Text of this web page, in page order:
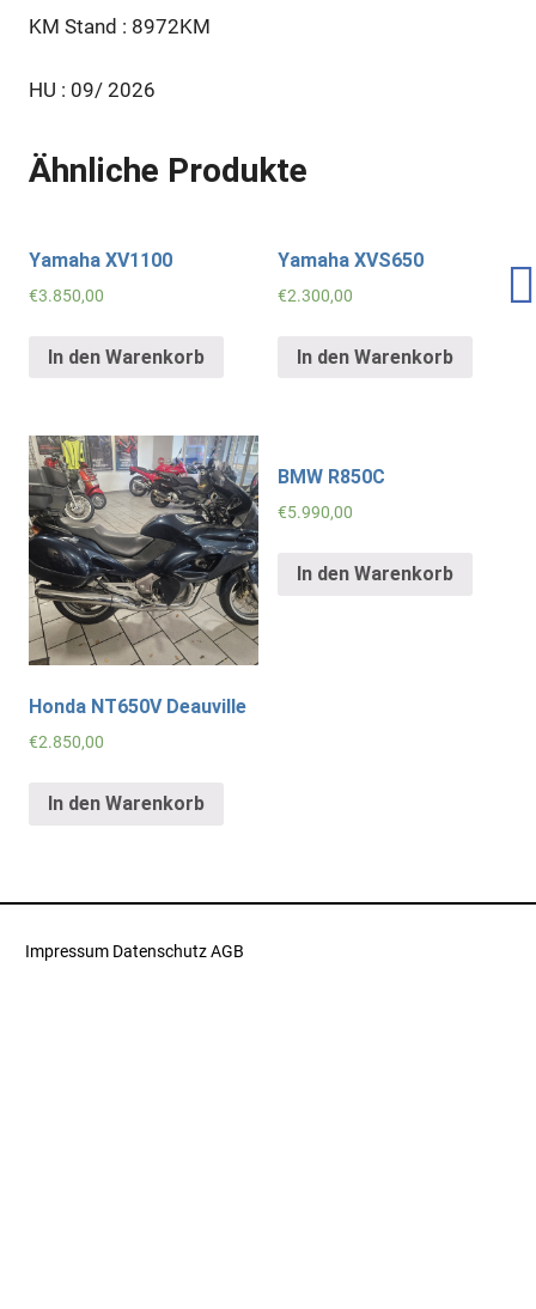
KM Stand : 8972KM
HU : 09/ 2026
Ähnliche Produkte
Yamaha XV1100
€3.850,00
In den Warenkorb
Yamaha XVS650
€2.300,00
In den Warenkorb
Honda NT650V Deauville
€2.850,00
In den Warenkorb
BMW R850C
€5.990,00
In den Warenkorb
Impressum DatenschutzAGB